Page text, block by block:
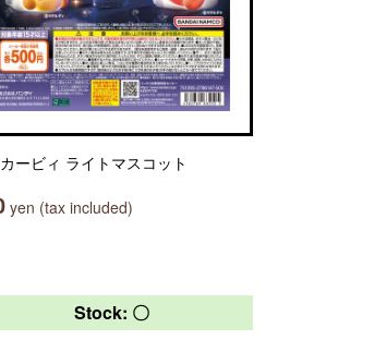
ービィ ライトマスコット
yen (tax included)
Stock: 〇